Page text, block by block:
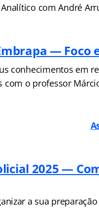
com André
— Foco
conhecimentos em
com o professor
2025 —
a sua